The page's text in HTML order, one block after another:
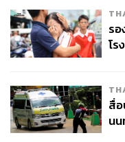
The Taste
หากแวะมาตอนเช้า
บรันช์จานใหญ่ เป็นสไต
นิดๆ พร้อมมีกาแฟซิกเน
โดยเมนูแนะนำของร้าน
ร
โร
สื่
น